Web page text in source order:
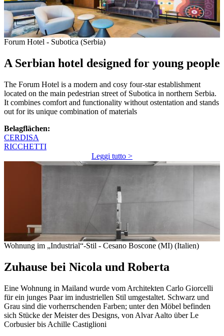
Forum Hotel - Subotica (Serbia)
A Serbian hotel designed for young people
The Forum Hotel is a modern and cosy four-star establishment
located on the main pedestrian street of Subotica in northern Serbia.
It combines comfort and functionality without ostentation and stands
out for its unique combination of materials
Belagflächen:
CERDISA
RICCHETTI
Leggi tutto >
Wohnung im „Industrial“-Stil - Cesano Boscone (MI) (Italien)
Zuhause bei Nicola und Roberta
Eine Wohnung in Mailand wurde vom Architekten Carlo Giorcelli
für ein junges Paar im industriellen Stil umgestaltet. Schwarz und
Grau sind die vorherrschenden Farben; unter den Möbel befinden
sich Stücke der Meister des Designs, von Alvar Aalto über Le
Corbusier bis Achille Castiglioni